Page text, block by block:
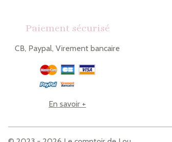
Paiement sécurisé
CB, Paypal, Virement bancaire
En savoir +